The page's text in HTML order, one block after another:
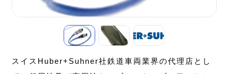
スイスHuber+Suhner社鉄道車両業界の代理店とし